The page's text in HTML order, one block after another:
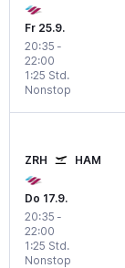
Fr 25.9.
20:35 -
22:00
Nonstop
1:25 Std.
ZRH HAM
Do 17.9.
20:35 -
22:00
Nonstop
1:25 Std.